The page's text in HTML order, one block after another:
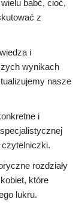
babć, cioć,
z
i
wynikach
nasze
i
rozdziały
które
lukru.